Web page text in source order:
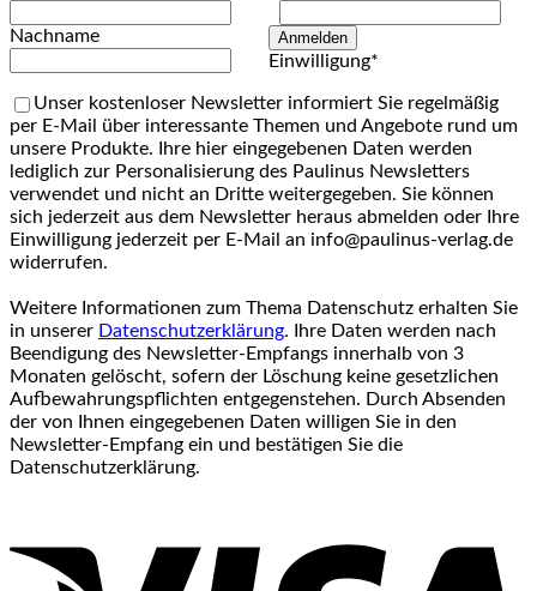
Nachname Anmelden
Einwilligung*
Unser kostenloser Newsletter informiert Sie regelmäßig
per E-Mail über interessante Themen und Angebote rund um
unsere Produkte. Ihre hier eingegebenen Daten werden
lediglich zur Personalisierung des Paulinus Newsletters
verwendet und nicht an Dritte weitergegeben. Sie können
sich jederzeit aus dem Newsletter heraus abmelden oder Ihre
Einwilligung jederzeit per E-Mail an info@paulinus-verlag.de
widerrufen.
Weitere Informationen zum Thema Datenschutz erhalten Sie
in unserer Datenschutzerklärung. Ihre Daten werden nach
Beendigung des Newsletter-Empfangs innerhalb von 3
Monaten gelöscht, sofern der Löschung keine gesetzlichen
Aufbewahrungspflichten entgegenstehen. Durch Absenden
der von Ihnen eingegebenen Daten willigen Sie in den
Newsletter-Empfang ein und bestätigen Sie die
Datenschutzerklärung.